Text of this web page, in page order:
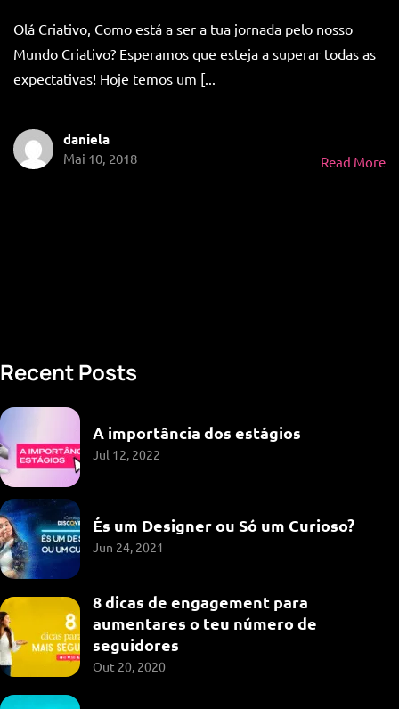
Olá Criativo, Como está a ser a tua jornada pelo nosso
Mundo Criativo? Esperamos que esteja a superar todas as
expectativas! Hoje temos um [...
daniela
Mai 10, 2018 Read More
Recent Posts
A importância dos estágios
Jul 12, 2022
És um Designer ou Só um Curioso?
Jun 24, 2021
8 dicas de engagement para
aumentares o teu número de
seguidores
Out 20, 2020